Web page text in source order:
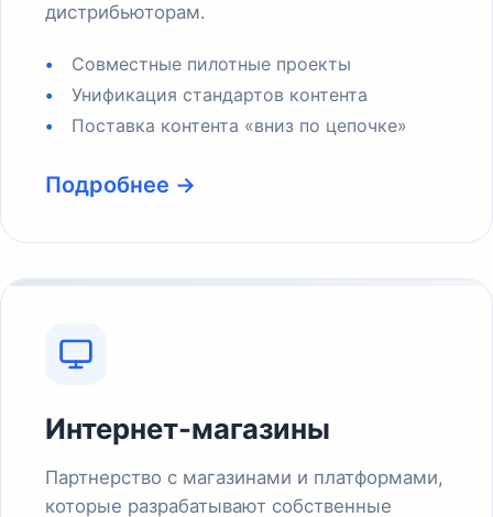
дистрибьюторам.
Совместные пилотные проекты
Унификация стандартов контента
Поставка контента «вниз по цепочке»
Подробнее →
Интернет-магазины
Партнерство с магазинами и платформами,
которые разрабатывают собственные